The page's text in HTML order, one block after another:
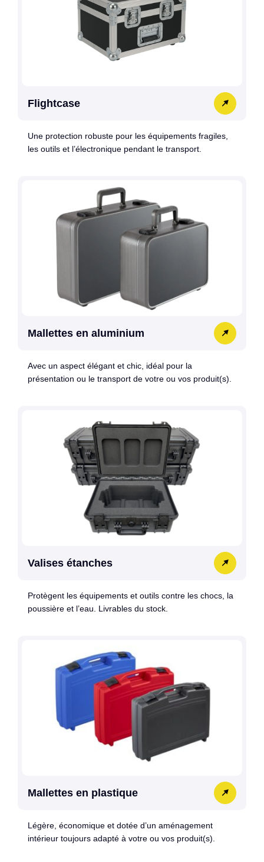
Flightcase
Une protection robuste pour les équipements fragiles,
les outils et l’électronique pendant le transport.
Mallettes en aluminium
Avec un aspect élégant et chic, idéal pour la
présentation ou le transport de votre ou vos produit(s).
Valises étanches
Protègent les équipements et outils contre les chocs, la
poussière et l’eau. Livrables du stock.
Mallettes en plastique
Légère, économique et dotée d’un aménagement
intérieur toujours adapté à votre ou vos produit(s).